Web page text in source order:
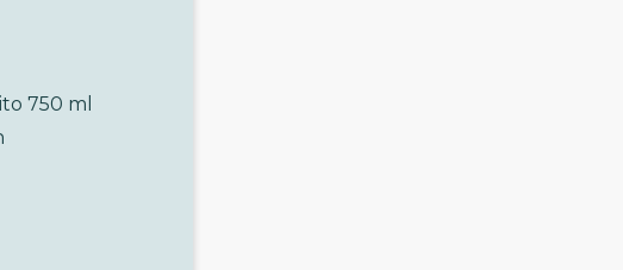
750 ml